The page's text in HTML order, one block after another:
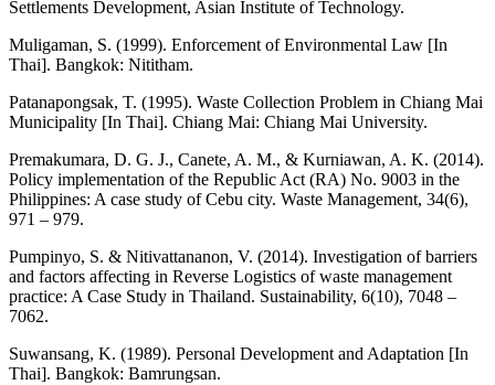
Settlements Development, Asian Institute of Technology.
Muligaman, S. (1999). Enforcement of Environmental Law [In
Thai]. Bangkok: Nititham.
Patanapongsak, T. (1995). Waste Collection Problem in Chiang Mai
Municipality [In Thai]. Chiang Mai: Chiang Mai University.
Premakumara, D. G. J., Canete, A. M., & Kurniawan, A. K. (2014).
Policy implementation of the Republic Act (RA) No. 9003 in the
Philippines: A case study of Cebu city. Waste Management, 34(6),
971 – 979.
Pumpinyo, S. & Nitivattananon, V. (2014). Investigation of barriers
and factors affecting in Reverse Logistics of waste management
practice: A Case Study in Thailand. Sustainability, 6(10), 7048 –
7062.
Suwansang, K. (1989). Personal Development and Adaptation [In
Thai]. Bangkok: Bamrungsan.